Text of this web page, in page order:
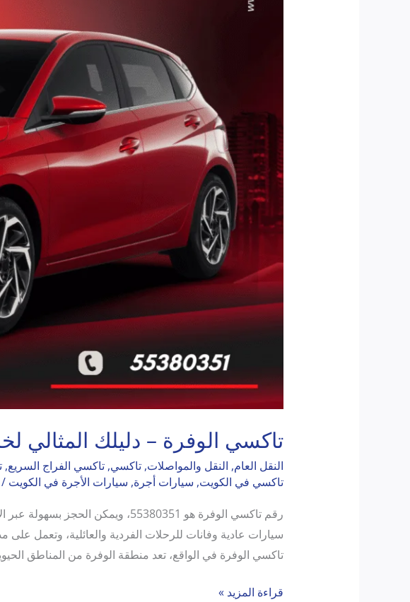
تاكسي الوفرة – دليلك المثالي
النقل العام, النقل والمواصلات, تاكسي, تاكسي الفراج السريع,
تاكسي في الكويت, سيارات أجرة, سيارات الأجرة في الكويت /
رقم تاكسي الوفرة هو 55380351،
سيارات عادية وفانات للرحلات الفردية والعائلية، وتعمل
تاكسي الوفرة في الواقع، تعد منطقة الوفرة من المناطق
قراءة المزيد »